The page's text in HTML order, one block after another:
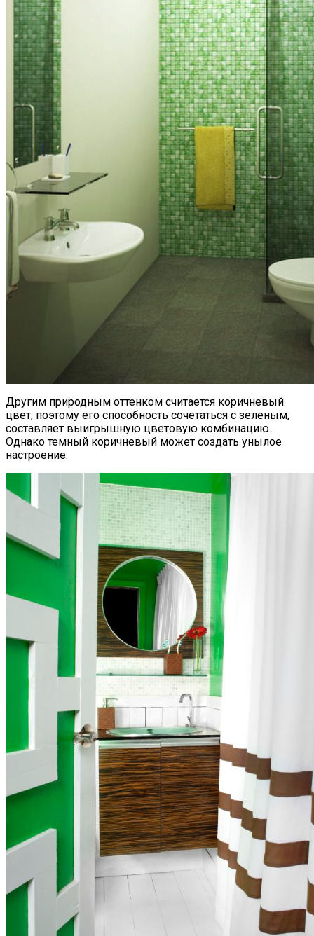
Другим природным оттенком считается коричневый
цвет, поэтому его способность сочетаться с зеленым,
составляет выигрышную цветовую комбинацию.
Однако темный коричневый может создать унылое
настроение.